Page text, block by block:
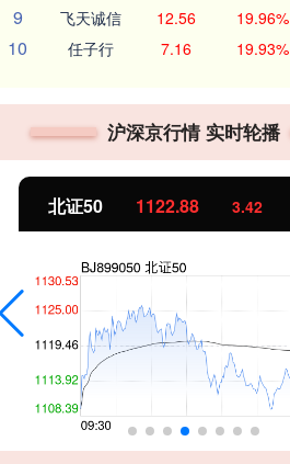
9 飞天诚信 12.56 19.96%
10 任子行 7.16 19.93%
沪深京行情 实时轮播
北证50 1122.88 3.42